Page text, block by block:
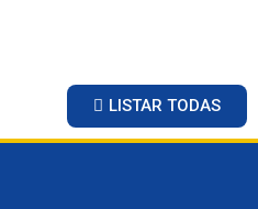
LISTAR TODAS